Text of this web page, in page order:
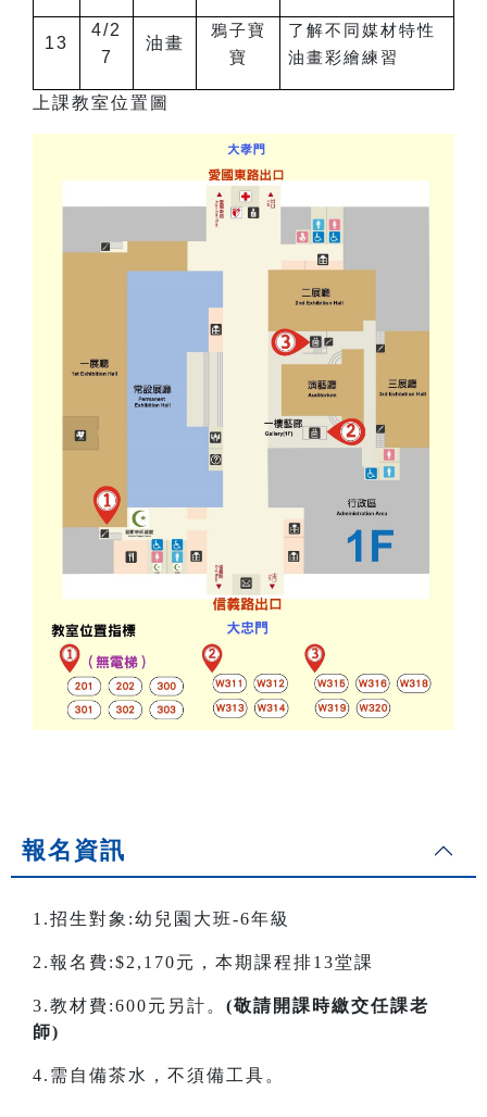
13
4/2
7
油畫
鴉子寶
寶
了解不同媒材特性
油畫彩繪練習
上課教室位置圖
報名資訊
1.招生對象:幼兒園大班-6年級
2.報名費:$2,170元，本期課程排13堂課
3.教材費:600元另計。 (敬請開課時繳交任課老
師)
4.需自備茶水，不須備工具。